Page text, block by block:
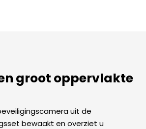
groot oppervlakte
uit de
bewaakt en overziet u